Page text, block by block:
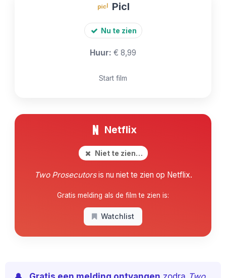
Picl
Nu te zien
Huur: € 8,99
Start film
Netflix
Niet te zien…
Two Prosecutorsis nu niet te zien op Netflix.
Gratis melding als de film te zien is:
Watchlist